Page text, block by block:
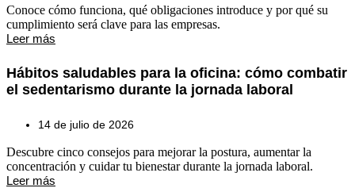
Conoce cómo funciona, qué obligaciones introduce y por qué su
cumplimiento será clave para las empresas.
Leer más
Hábitos saludables para la oficina: cómo combatir
el sedentarismo durante la jornada laboral
14 de julio de 2026
Descubre cinco consejos para mejorar la postura, aumentar la
concentración y cuidar tu bienestar durante la jornada laboral.
Leer más